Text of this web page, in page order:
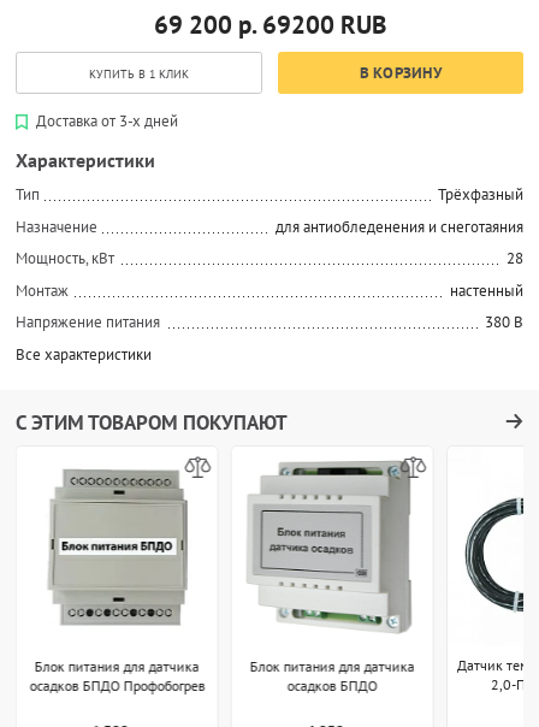
69 200 р. 69200 RUB
КУПИТЬ В 1 КЛИК В КОРЗИНУ
Доставка от 3-х дней
Характеристики
Тип
Трёхфазный
Назначение
для антиобледенения и снеготаяния
Мощность, кВт
28
Монтаж
настенный
Напряжение питания
380 В
Все характеристики
С ЭТИМ ТОВАРОМ ПОКУПАЮТ
Блок питания для датчика
осадков БПДО Профобогрев
Блок питания для датчика
осадков БПДО
Датчик
2,0-П